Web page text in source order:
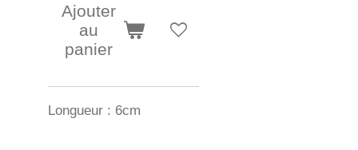
Ajouter
au
panier
Longueur : 6cm